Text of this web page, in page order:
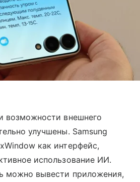
возможности внешнего
улучшены. Samsung
как интерфейс,
использование ИИ.
можно вывести приложения,